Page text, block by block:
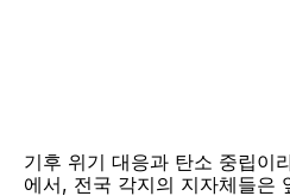
기후 위기 대응과 탄소 중립이
에서, 전국 각지의 지자체들은